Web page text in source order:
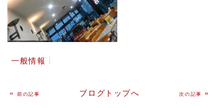
一般情報
«前の記事 ブログトップへ 次の記事 »